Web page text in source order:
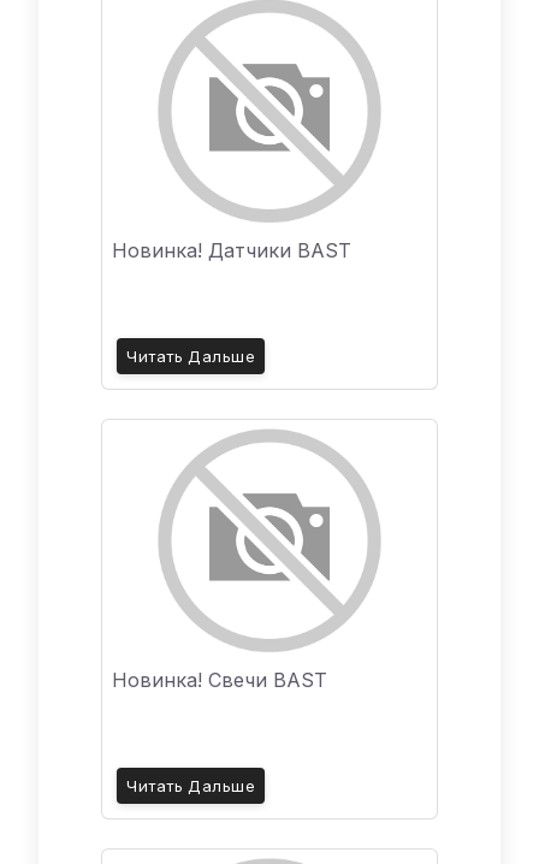
Новинка! Датчики BAST
Читать Дальше
Новинка! Свечи BAST
Читать Дальше